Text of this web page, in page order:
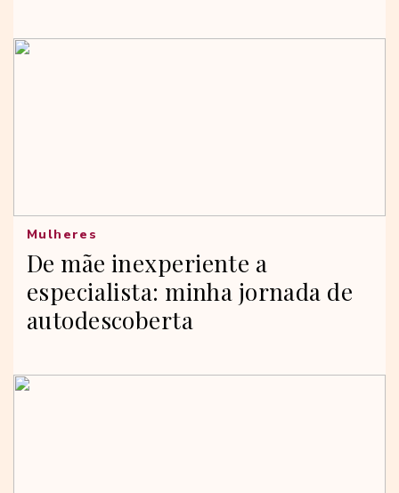
De mãe inexperiente a
especialista: minha jornada de
autodescoberta
Mulheres